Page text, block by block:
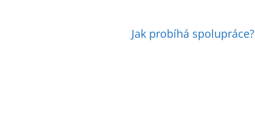
Jak probíhá spolupráce?